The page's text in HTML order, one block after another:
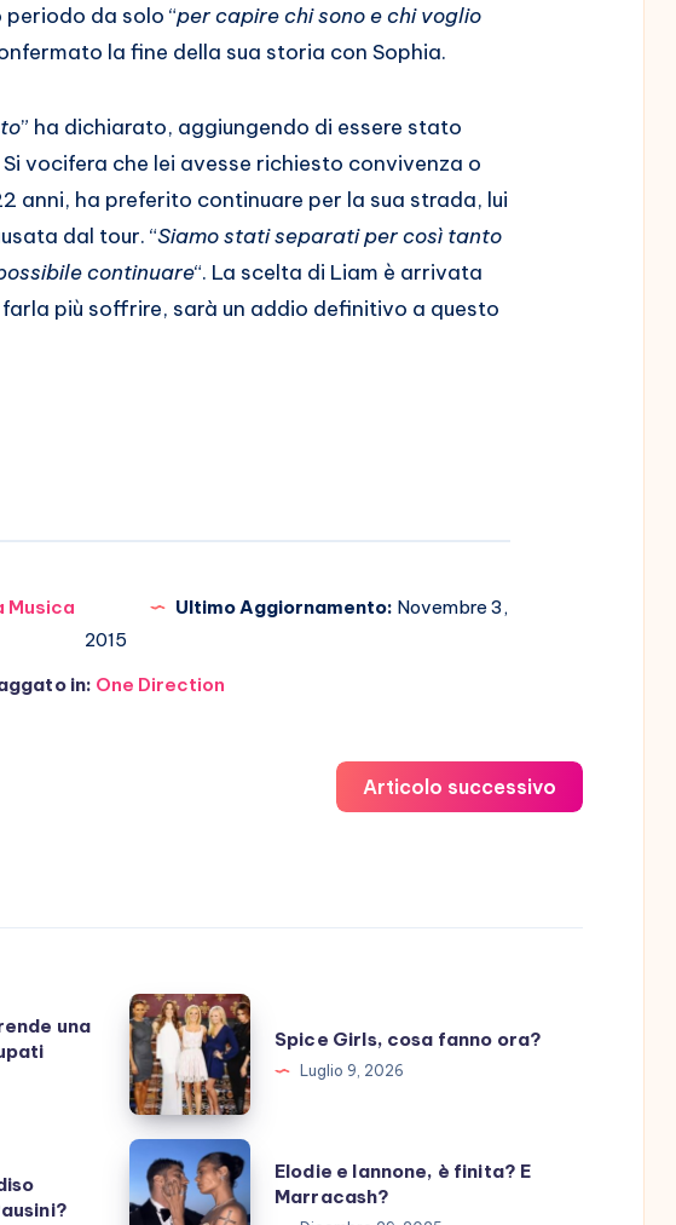
da solo “per capire chi sono e chi voglio
la fine della sua storia con Sophia.
” ha dichiarato, aggiungendo di essere stato
vocifera che lei avesse richiesto convivenza o
anni, ha preferito continuare per la sua strada, lui
dal tour. “Siamo stati separati per così tanto
continuare“. La scelta di Liam è arrivata
più soffrire, sarà un addio definitivo a questo
Musica Ultimo Aggiornamento: Novembre 3,
2015
in: One Direction
Articolo successivo
una
Spice
Girls,
cosa
fanno
ora?
Spice Girls, cosa fanno ora?
Luglio 9, 2026
Elodie
e
Elodie e Iannone, è finita? E
Marracash?